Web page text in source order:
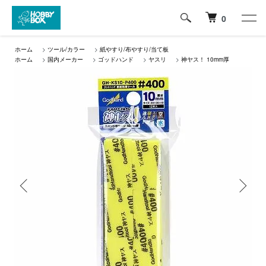
0
ホーム > ツール/カラー > 紙やすり/布やすり/当て板
ホーム
> 国内メーカー > ゴッドハンド > ヤスリ > 神ヤス！ 10mm厚